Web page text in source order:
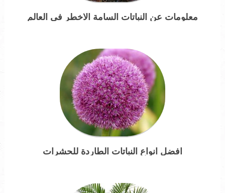
معلومات عن النباتات السامة الاخطر في العالم
افضل انواع النباتات الطاردة للحشرات